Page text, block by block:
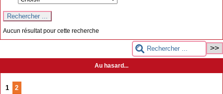
Aucun résultat pour cette recherche
Au hasard...
1 2